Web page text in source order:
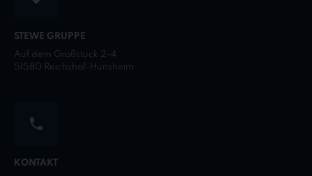
STEWE GRUPPE
Auf dem Großstück 2-4
51580 Reichshof-Hunsheim
KONTAKT